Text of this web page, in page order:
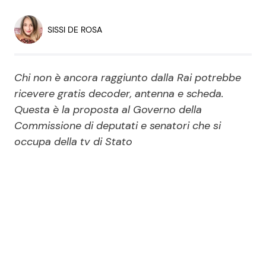
Economia
Persone Scomparse
Politica Reality e Talent
Soap Opera
SISSI DE ROSA
Chi non è ancora raggiunto dalla Rai potrebbe
ricevere gratis decoder, antenna e scheda.
Questa è la proposta al Governo della
Commissione di deputati e senatori che si
occupa della tv di Stato